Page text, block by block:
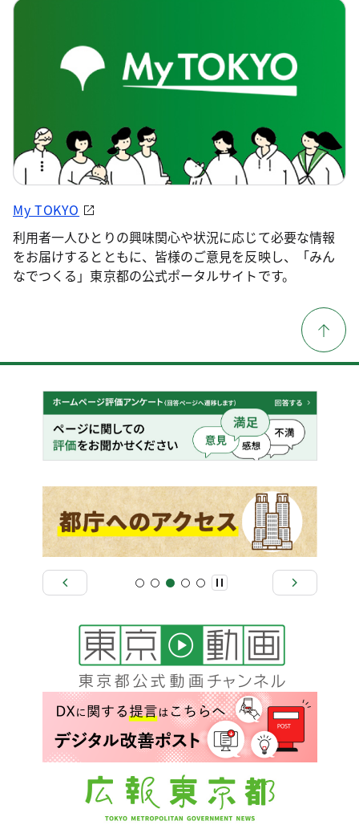
My TOKYO
利用者一人ひとりの興味関心や状況に応じて必要な情報
をお届けするとともに、皆様のご意見を反映し、「みん
なでつくる」東京都の公式ポータルサイトです。